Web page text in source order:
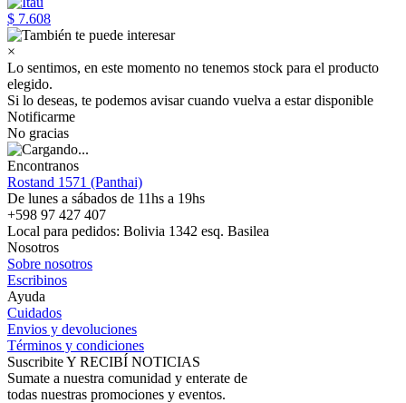
$ 7.608
×
Lo sentimos, en este momento no tenemos stock para el producto
elegido.
Si lo deseas, te podemos avisar cuando vuelva a estar disponible
Notificarme
No gracias
Encontranos
Rostand 1571 (Panthai)
De lunes a sábados de 11hs a 19hs
+598 97 427 407
Local para pedidos: Bolivia 1342 esq. Basilea
Nosotros
Sobre nosotros
Escribinos
Ayuda
Cuidados
Envios y devoluciones
Términos y condiciones
Suscribite Y RECIBÍ NOTICIAS
Sumate a nuestra comunidad y enterate de
todas nuestras promociones y eventos.